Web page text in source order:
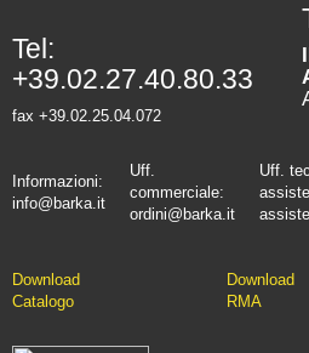
Tel:
+39.02.27.40.80.33
fax +39.02.25.04.072
Informazioni:
info@barka.it
Uff.
commerciale:
ordini@barka.it
Uff.
Download
Catalogo
Download
RMA